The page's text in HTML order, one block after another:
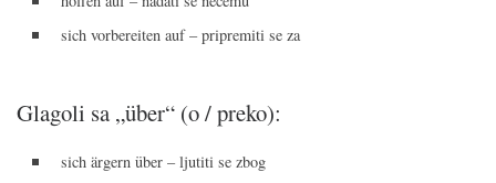
sich vorbereiten auf – pripremiti se za
Glagoli sa „über“ (o / preko):
sich ärgern über – ljutiti se zbog